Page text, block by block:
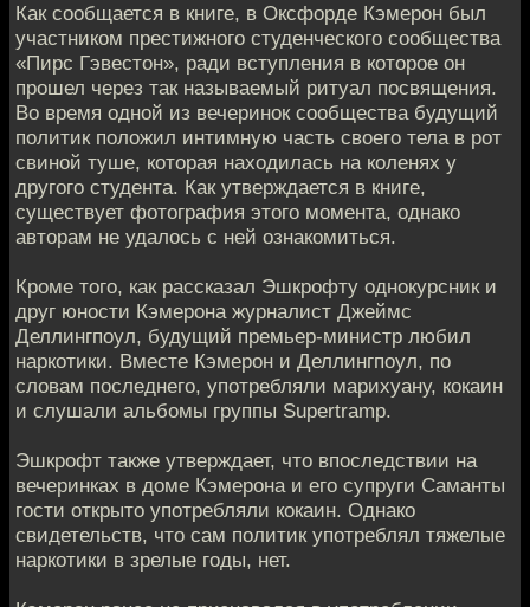
Как сообщается в книге, в Оксфорде Кэмерон был
участником престижного студенческого сообщества
«Пирс Гэвестон», ради вступления в которое он
прошел через так называемый ритуал посвящения.
Во время одной из вечеринок сообщества будущий
политик положил интимную часть своего тела в рот
свиной туше, которая находилась на коленях у
другого студента. Как утверждается в книге,
существует фотография этого момента, однако
авторам не удалось с ней ознакомиться.
Кроме того, как рассказал Эшкрофту однокурсник и
друг юности Кэмерона журналист Джеймс
Деллингпоул, будущий премьер-министр любил
наркотики. Вместе Кэмерон и Деллингпоул, по
словам последнего, употребляли марихуану, кокаин
и слушали альбомы группы Supertramp.
Эшкрофт также утверждает, что впоследствии на
вечеринках в доме Кэмерона и его супруги Саманты
гости открыто употребляли кокаин. Однако
свидетельств, что сам политик употреблял тяжелые
наркотики в зрелые годы, нет.